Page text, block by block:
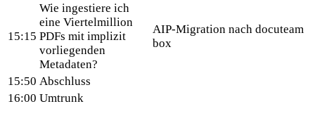
15:15
Wie ingestiere ich
eine Viertelmillion
PDFs mit implizit
vorliegenden
Metadaten?
AIP-Migration nach docuteam
box
15:50 Abschluss
16:00 Umtrunk